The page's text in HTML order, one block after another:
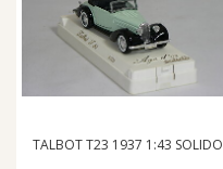
TALBOT T23 1937 1:43 SOLIDO